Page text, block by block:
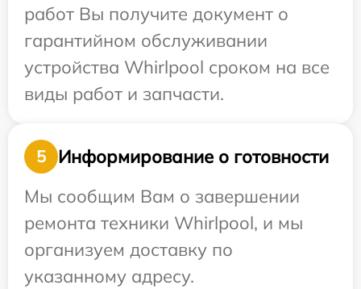
работ Вы получите документ о
гарантийном обслуживании
устройства Whirlpool сроком на все
виды работ и запчасти.
5
Информирование о готовности
Мы сообщим Вам о завершении
ремонта техники Whirlpool, и мы
организуем доставку по
указанному адресу.